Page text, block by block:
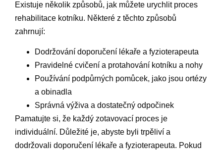
Existuje několik způsobů, jak můžete urychlit proces
rehabilitace kotníku. Některé z těchto způsobů
zahrnují:
Dodržování doporučení lékaře a fyzioterapeuta
Pravidelné cvičení a protahování kotníku a nohy
Používání podpůrných pomůcek, jako jsou ortézy
a obinadla
Správná výživa a dostatečný odpočinek
Pamatujte si, že každý zotavovací proces je
individuální. Důležité je, abyste byli trpěliví a
dodržovali doporučení lékaře a fyzioterapeuta. Pokud